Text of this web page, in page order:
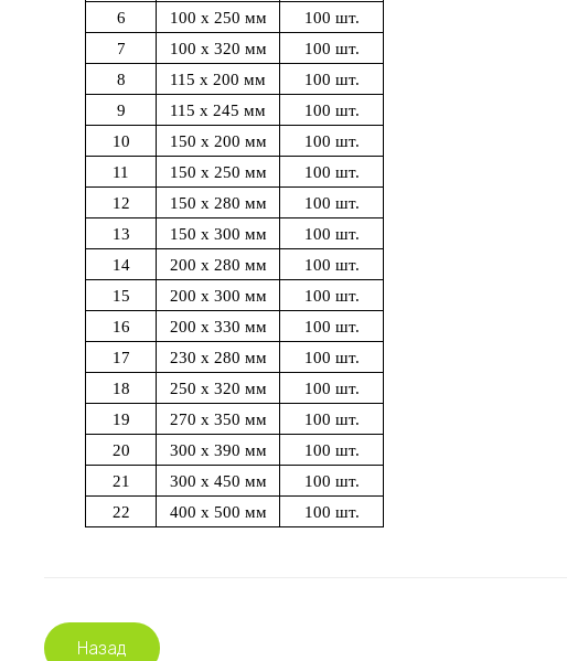
6
100 х 250 мм
100 шт.
7
100 х 320 мм
100 шт.
8
115 х 200 мм
100 шт.
9
115 х 245 мм
100 шт.
10
150 х 200 мм
100 шт.
11
150 х 250 мм
100 шт.
12
150 х 280 мм
100 шт.
13
150 х 300 мм
100 шт.
14
200 х 280 мм
100 шт.
15
200 х 300 мм
100 шт.
16
200 х 330 мм
100 шт.
17
230 х 280 мм
100 шт.
18
250 х 320 мм
100 шт.
19
270 х 350 мм
100 шт.
20
300 х 390 мм
100 шт.
21
300 х 450 мм
100 шт.
22
400 х 500 мм 100 шт.
Назад